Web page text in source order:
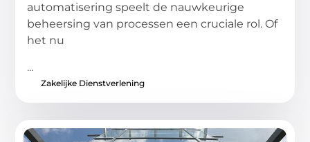
automatisering speelt de nauwkeurige
beheersing van processen een cruciale rol. Of
het nu
...
Zakelijke Dienstverlening